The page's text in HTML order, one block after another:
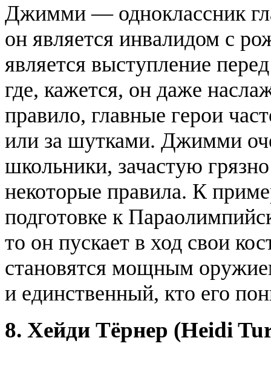
Джимми — одноклассник
он является инвалидом с
является выступление
где, кажется, он даже
правило, главные герои
или за шутками. Джимми
школьники, зачастую
некоторые правила. К
подготовке к
то он пускает в ход свои
становятся мощным
и единственный, кто его
8. Хейди Тёрнер (Heidi